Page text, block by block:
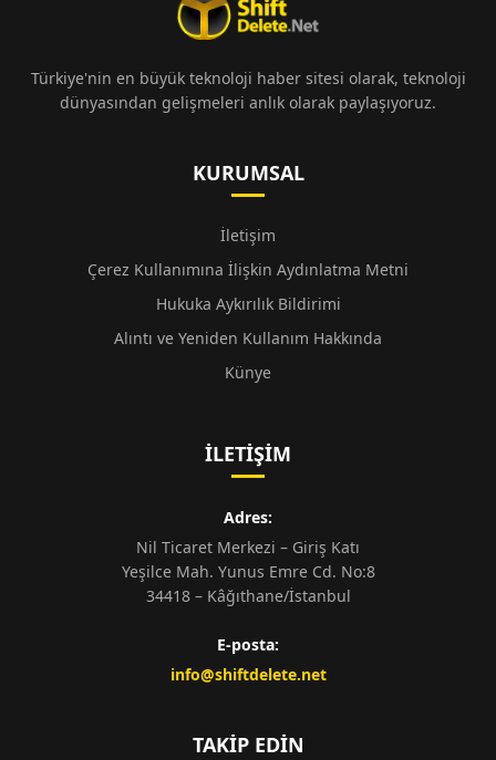
Türkiye'nin en büyük teknoloji haber sitesi olarak, teknoloji
dünyasından gelişmeleri anlık olarak paylaşıyoruz.
KURUMSAL
İletişim
Çerez Kullanımına İlişkin Aydınlatma Metni
Hukuka Aykırılık Bildirimi
Alıntı ve Yeniden Kullanım Hakkında
Künye
İLETIŞIM
Adres:
Nil Ticaret Merkezi – Giriş Katı
Yeşilce Mah. Yunus Emre Cd. No:8
34418 – Kâğıthane/İstanbul
E-posta:
info@shiftdelete.net
TAKIP EDIN